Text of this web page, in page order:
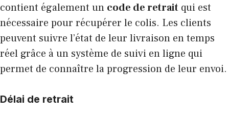
contient également un code de retrait qui est
nécessaire pour récupérer le colis. Les clients
peuvent suivre l’état de leur livraison en temps
réel grâce à un système de suivi en ligne qui
permet de connaître la progression de leur envoi.
Délai de retrait